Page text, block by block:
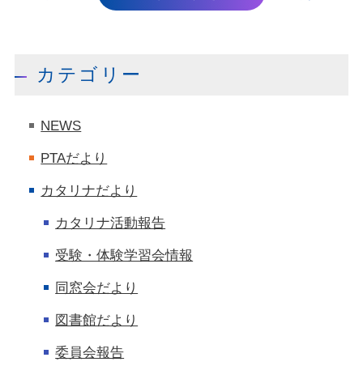
カテゴリー
NEWS
PTAだより
カタリナだより
カタリナ活動報告
受験・体験学習会情報
同窓会だより
図書館だより
委員会報告